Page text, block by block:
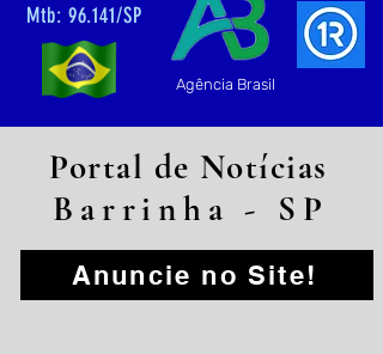
Mtb: 96.141/SP
Agência Brasil
Anuncie no Site!
Barrinha - SP
Portal de Notícias